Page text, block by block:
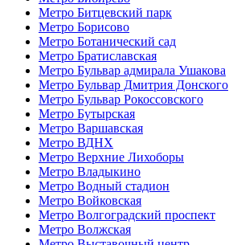
Метро Битцевский парк
Метро Борисово
Метро Ботанический сад
Метро Братиславская
Метро Бульвар адмирала Ушакова
Метро Бульвар Дмитрия Донского
Метро Бульвар Рокоссовского
Метро Бутырская
Метро Варшавская
Метро ВДНХ
Метро Верхние Лихоборы
Метро Владыкино
Метро Водный стадион
Метро Войковская
Метро Волгоградский проспект
Метро Волжская